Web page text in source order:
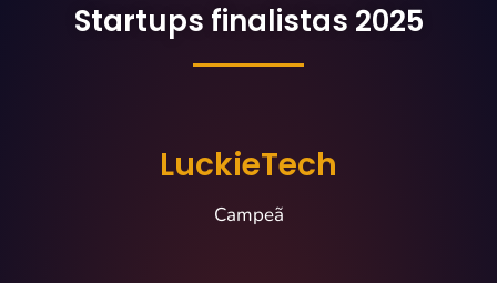
Startups finalistas 2025
LuckieTech
Campeã